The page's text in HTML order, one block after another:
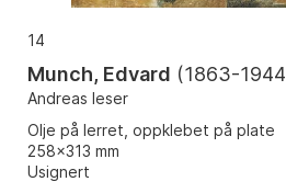
14
Munch, Edvard (1863-1944
Andreas leser
Olje på lerret, oppklebet på plate
258x313 mm
Usignert